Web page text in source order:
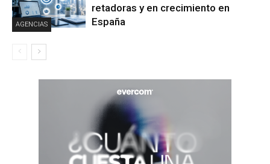
AGENCIAS
retadoras y en crecimiento en
España